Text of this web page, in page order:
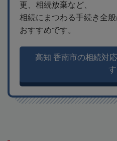
更、相続放棄など、
相続にまつわる手続き全
おすすめです。
高知 香南市の相続対
す